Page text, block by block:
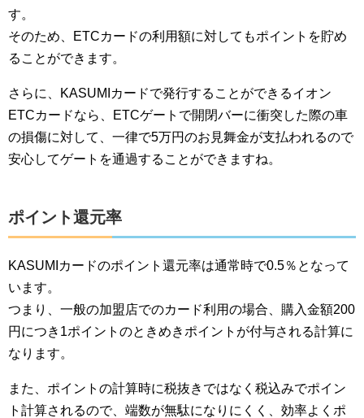
す。
そのため、ETCカードの利用額に対してもポイントを貯め
ることができます。
さらに、KASUMIカードで発行することができるイオン
ETCカードなら、ETCゲートで開閉バーに衝突した際の車
の損傷に対して、一律で5万円のお見舞金が支払われるので
安心してゲートを通過することができますね。
ポイント還元率
KASUMIカードのポイント還元率は通常時で0.5％となって
います。
つまり、一般の加盟店でのカード利用の場合、購入金額200
円につき1ポイントのときめきポイントが付与される計算に
なります。
また、ポイントの計算時に税抜きではなく税込みでポイン
ト計算されるので、端数が無駄になりにくく、効率よくポ